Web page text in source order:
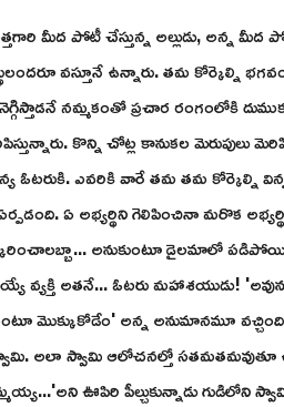
మీద పోటీ చేస్తున్న అల్లుడు, అన్న
వస్తూనే ఉన్నారు. తమ కోర్కెల్ని
నమ్మకంతో ప్రచార రంగంలోకి
కొన్ని చోట్ల కానుకల మెరుపులు
ఎవరికి వారే తమ తమ కోర్కెల్ని
ఏ అభ్యర్థిని గెలిపించినా మరొక
అనుకుంటూ డైలమాలో
అతనే... ఓటరు మహాశయుడు!
మొక్కుకోడేం' అన్న అనుమానమూ
స్వామి. అలా స్వామి ఆలోచనల్తో
ఊపిరి పీల్చుకున్నాడు గుడిలోని